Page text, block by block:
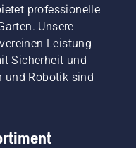
professionelle
Unsere
Leistung
Sicherheit und
und Robotik sind